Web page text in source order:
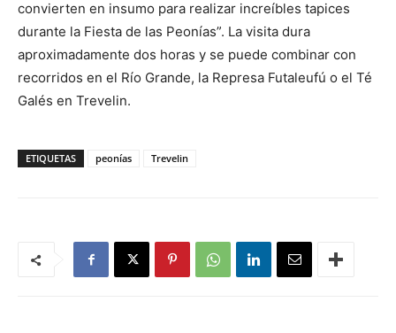
convierten en insumo para realizar increíbles tapices
durante la Fiesta de las Peonías”. La visita dura
aproximadamente dos horas y se puede combinar con
recorridos en el Río Grande, la Represa Futaleufú o el Té
Galés en Trevelin.
ETIQUETAS peonías Trevelin